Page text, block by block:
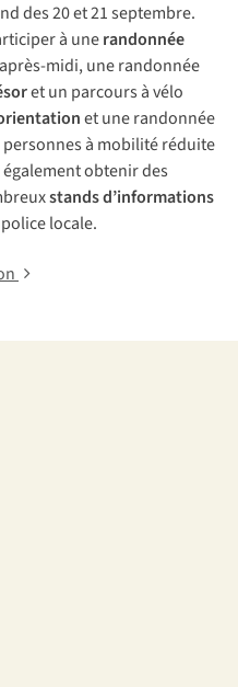
des 20 et 21 septembre.
à unerandonnée
midi, une randonnée
et un parcours à vélo
et une randonnée
personnes à mobilité réduite
obtenir des
stands d’informations
locale.